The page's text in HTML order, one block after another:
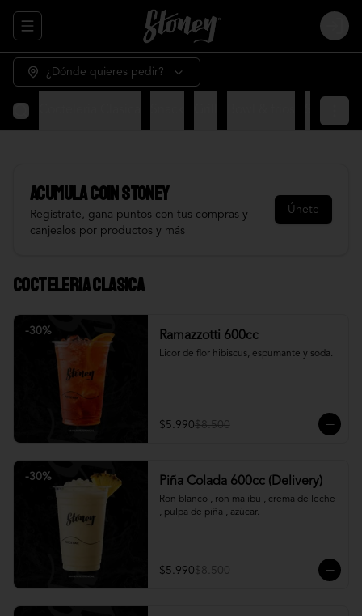
Abrir menu de navegación Login
¿Dónde quieres pedir?
AcumulaCOIN STONEY
Regístrate, gana puntos con tus compras y
canjealos por productos y más
Únete
Cocteleria Clasica
-30% Ramazzotti 600cc
Licor de flor hibiscus, espumante y soda.
$5.990$8.500
-30% Piña Colada 600cc (Delivery)
Ron blanco , ron malibu , crema de leche
, pulpa de piña , azúcar.
$5.990$8.500